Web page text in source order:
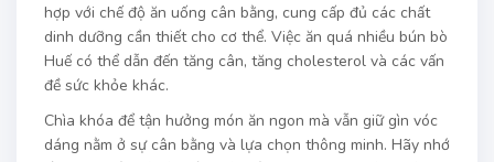
hợp với chế độ ăn uống cân bằng, cung cấp đủ các chất
dinh dưỡng cần thiết cho cơ thể. Việc ăn quá nhiều bún bò
Huế có thể dẫn đến tăng cân, tăng cholesterol và các vấn
đề sức khỏe khác.
Chìa khóa để tận hưởng món ăn ngon mà vẫn giữ gìn vóc
dáng nằm ở sự cân bằng và lựa chọn thông minh. Hãy nhớ